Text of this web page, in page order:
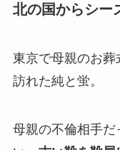
北の国からシー
東京で母親のお葬
訪れた純と蛍。
母親の不倫相手だ